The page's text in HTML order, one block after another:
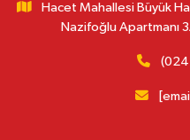
Hacet Mahallesi Büyük
Nazifoğlu Apartmanı